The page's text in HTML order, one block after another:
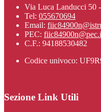
Via Luca Landucci 50
Tel: 055670694
Email:
PEC:
C.F.: 94188530482
Codice univoco:
Sezione Link Utili